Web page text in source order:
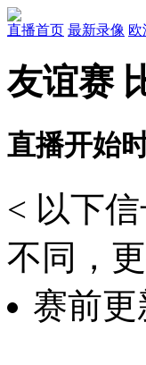
直播首页 最新录像 欧
友谊赛
直播开始
< 以下
不同，
赛前